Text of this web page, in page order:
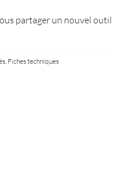
partager un nouvel outil
Fiches techniques
rencontrent et se